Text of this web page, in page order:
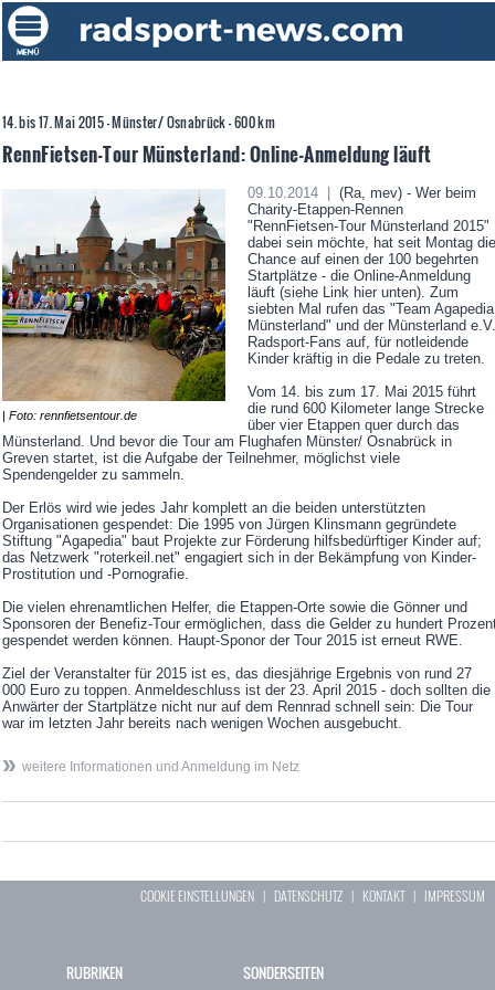
14. bis 17. Mai 2015 - Münster/ Osnabrück - 600 km
RennFietsen-Tour Münsterland: Online-Anmeldung läuft
| Foto: rennfietsentour.de
09.10.2014 |
(Ra, mev) - Wer beim
Charity-Etappen-Rennen
"RennFietsen-Tour Münsterland 2015"
dabei sein möchte, hat seit Montag die
Chance auf einen der 100 begehrten
Startplätze - die Online-Anmeldung
läuft (siehe Link hier unten). Zum
siebten Mal rufen das "Team Agapedia
Münsterland" und der Münsterland e.V.
Radsport-Fans auf, für notleidende
Kinder kräftig in die Pedale zu treten.
Vom 14. bis zum 17. Mai 2015 führt
die rund 600 Kilometer lange Strecke
über vier Etappen quer durch das
Münsterland. Und bevor die Tour am Flughafen Münster/ Osnabrück in
Greven startet, ist die Aufgabe der Teilnehmer, möglichst viele
Spendengelder zu sammeln.
Der Erlös wird wie jedes Jahr komplett an die beiden unterstützten
Organisationen gespendet: Die 1995 von Jürgen Klinsmann gegründete
Stiftung "Agapedia" baut Projekte zur Förderung hilfsbedürftiger Kinder auf;
das Netzwerk "roterkeil.net" engagiert sich in der Bekämpfung von Kinder-
Prostitution und -Pornografie.
Die vielen ehrenamtlichen Helfer, die Etappen-Orte sowie die Gönner und
Sponsoren der Benefiz-Tour ermöglichen, dass die Gelder zu hundert
gespendet werden können. Haupt-Sponor der Tour 2015 ist erneut RWE.
Ziel der Veranstalter für 2015 ist es, das diesjährige Ergebnis von rund 27
000 Euro zu toppen. Anmeldeschluss ist der 23. April 2015 - doch sollten die
Anwärter der Startplätze nicht nur auf dem Rennrad schnell sein: Die Tour
war im letzten Jahr bereits nach wenigen Wochen ausgebucht.
weitere Informationen und Anmeldung im Netz
COOKIE EINSTELLUNGEN | DATENSCHUTZ | KONTAKT| IMPRESSUM
RUBRIKEN SONDERSEITEN